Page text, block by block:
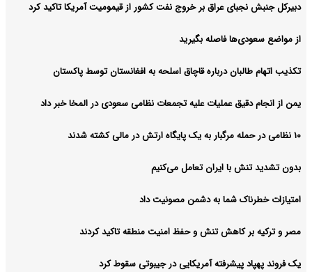
دبیرکل جنبش نجبای عراق بر خروج نفت کشور از قیمومیت آمریکا تاکید کرد
از مواضع سعودی‌ها فاصله بگیرید
تکذیب اتهام طالبان درباره قاچاق اسلحه به افغانستان توسط پاکستان
یمن از انجام دقیق عملیات علیه تجمعات نظامی سعودی در المخا خبر داد
۱۰ نظامی در حمله مرگبار به یک پایگاه ارتش در مالی کشته شدند
بدون تشدید تنش با ایران تعامل می‌کنیم
امتیازات خطرناک شما به دشمن مصونیت داد
مصر و ترکیه بر کاهش تنش و حفظ امنیت منطقه‌ تاکید کردند
یک فروند پهپاد پیشرفته آمریکایی در جیبوتی سقوط کرد